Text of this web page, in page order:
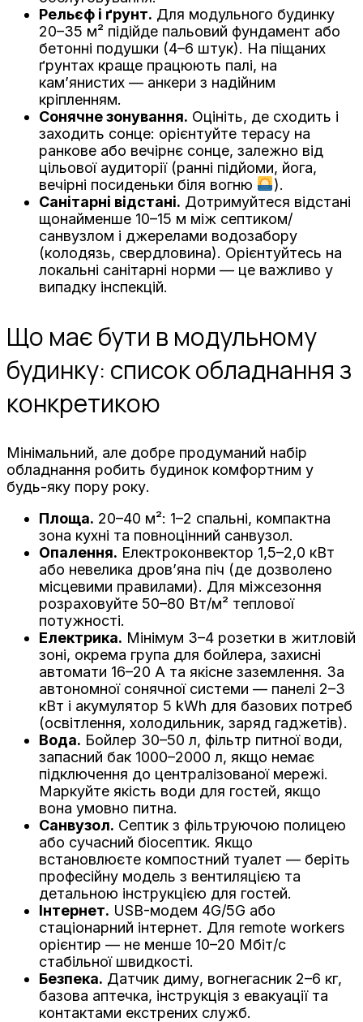
Рельєф і ґрунт. Для модульного будинку
20–35 м² підійде пальовий фундамент або
бетонні подушки (4–6 штук). На піщаних
ґрунтах краще працюють палі, на
кам’янистих — анкери з надійним
кріпленням.
Сонячне зонування. Оцініть, де сходить і
заходить сонце: орієнтуйте терасу на
ранкове або вечірнє сонце, залежно від
цільової аудиторії (ранні підйоми, йога,
вечірні посиденьки біля вогню
).
Санітарні відстані. Дотримуйтеся відстані
щонайменше 10–15 м між септиком/
санвузлом і джерелами водозабору
(колодязь, свердловина). Орієнтуйтесь на
локальні санітарні норми — це важливо у
випадку інспекцій.
Що має бути в модульному
будинку: список обладнання з
конкретикою
Мінімальний, але добре продуманий набір
обладнання робить будинок комфортним у
будь-яку пору року.
Площа. 20–40 м²: 1–2 спальні, компактна
зона кухні та повноцінний санвузол.
Опалення. Електроконвектор 1,5–2,0 кВт
або невелика дров’яна піч (де дозволено
місцевими правилами). Для міжсезоння
розраховуйте 50–80 Вт/м² теплової
потужності.
Електрика. Мінімум 3–4 розетки в житловій
зоні, окрема група для бойлера, захисні
автомати 16–20 A та якісне заземлення. За
автономної сонячної системи — панелі 2–3
кВт і акумулятор 5 kWh для базових потреб
(освітлення, холодильник, заряд гаджетів).
Вода. Бойлер 30–50 л, фільтр питної води,
запасний бак 1000–2000 л, якщо немає
підключення до централізованої мережі.
Маркуйте якість води для гостей, якщо
вона умовно питна.
Санвузол. Септик з фільтруючою полицею
або сучасний біосептик. Якщо
встановлюєте компостний туалет — беріть
професійну модель з вентиляцією та
детальною інструкцією для гостей.
Інтернет. USB-модем 4G/5G або
стаціонарний інтернет. Для remote workers
орієнтир — не менше 10–20 Мбіт/с
стабільної швидкості.
Безпека. Датчик диму, вогнегасник 2–6 кг,
базова аптечка, інструкція з евакуації та
контактами екстрених служб.